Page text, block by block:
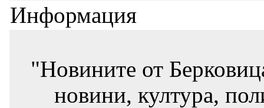
Информация
"Новините от
новини, култура,